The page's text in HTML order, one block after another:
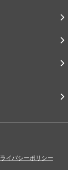
イバシーポリシー